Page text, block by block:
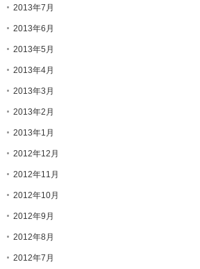
2013年7月
2013年6月
2013年5月
2013年4月
2013年3月
2013年2月
2013年1月
2012年12月
2012年11月
2012年10月
2012年9月
2012年8月
2012年7月